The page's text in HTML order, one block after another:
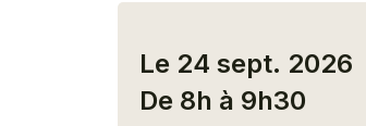
Le 24 sept. 2026
De 8h à 9h30